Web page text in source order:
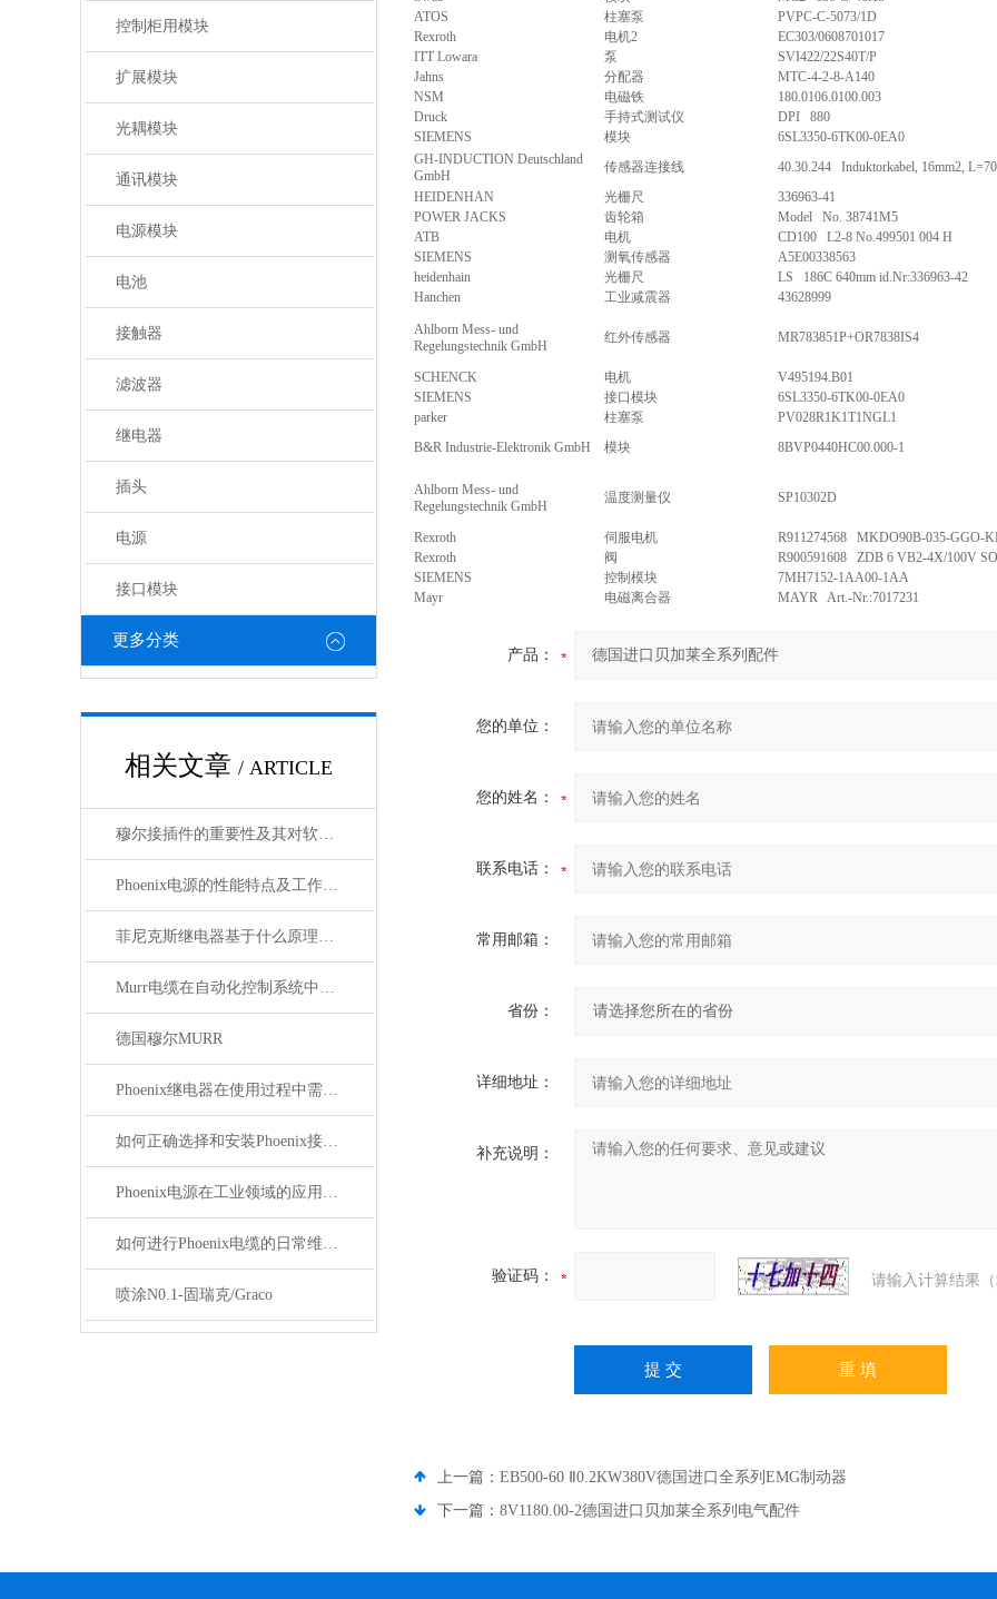
控制柜用模块
扩展模块
光耦模块
通讯模块
电源模块
电池
接触器
滤波器
继电器
插头
电源
接口模块
更多分类
相关文章 / ARTICLE
穆尔接插件的重要性及其对软件开发的影响
Phoenix电源的性能特点及工作温度分析
菲尼克斯继电器基于什么原理工作？
Murr电缆在自动化控制系统中的应用
德国穆尔MURR
Phoenix继电器在使用过程中需要注意哪些事项？
如何正确选择和安装Phoenix接插件以确保其性能？
Phoenix电源在工业领域的应用与优势
如何进行Phoenix电缆的日常维护和保养？
喷涂N0.1-固瑞克/Graco
ATOS
柱塞泵
PVPC-C-5073/1D
Rexroth
电机2
EC303/0608701017
ITT Lowara
泵
SVI422/22S40T/P
Jahns
分配器
MTC-4-2-8-A140
NSM
电磁铁
180.0106.0100.003
Druck
手持式测试仪
DPI 880
SIEMENS
模块
6SL3350-6TK00-0EA0
GH-INDUCTION Deutschland
GmbH
传感器连接线
40.30.244 Induktorkabel, 16mm2,
HEIDENHAN
光栅尺
336963-41
POWER JACKS
齿轮箱
Model No. 38741M5
ATB
电机
CD100 L2-8 No.499501 004 H
SIEMENS
测氧传感器
A5E00338563
heidenhain
光栅尺
LS 186C 640mm id.Nr:336963-42
Hanchen
工业减震器 43628999
Ahlborn Mess- und
Regelungstechnik GmbH
红外传感器 MR783851P+OR7838IS4
SCHENCK 电机
V495194.B01
SIEMENS
接口模块
6SL3350-6TK00-0EA0
parker
柱塞泵
PV028R1K1T1NGL1
B&R Industrie-Elektronik GmbH
模块 8BVP0440HC00.000-1
Ahlborn Mess- und
Regelungstechnik GmbH
温度测量仪 SP10302D
Rexroth 伺服电机
R911274568 MKDO90B-035-GGO-
Rexroth
阀
R900591608 ZDB 6 VB2-4X/100V
SIEMENS
控制模块
7MH7152-1AA00-1AA
Mayr
电磁离合器 MAYR Art.-Nr.:7017231
产品：
您的单位：
您的姓名：
联系电话：
常用邮箱：
省份：
详细地址：
补充说明：
验证码： 请输入计算结果
上一篇： EB500-60 Ⅱ0.2KW380V德国进口全系列EMG制动器
下一篇： 8V1180.00-2德国进口贝加莱全系列电气配件